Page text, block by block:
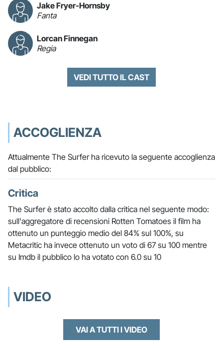
Jake Fryer-Hornsby
Fanta
Lorcan Finnegan
Regia
VEDI TUTTO IL CAST
ACCOGLIENZA
Attualmente The Surfer ha ricevuto la seguente accoglienza
dal pubblico:
Critica
The Surfer è stato accolto dalla critica nel seguente modo:
sull'aggregatore di recensioni Rotten Tomatoes il film ha
ottenuto un punteggio medio del 84% sul 100%, su
Metacritic ha invece ottenuto un voto di 67 su 100 mentre
su Imdb il pubblico lo ha votato con 6.0 su 10
VIDEO
VAI A TUTTI I VIDEO